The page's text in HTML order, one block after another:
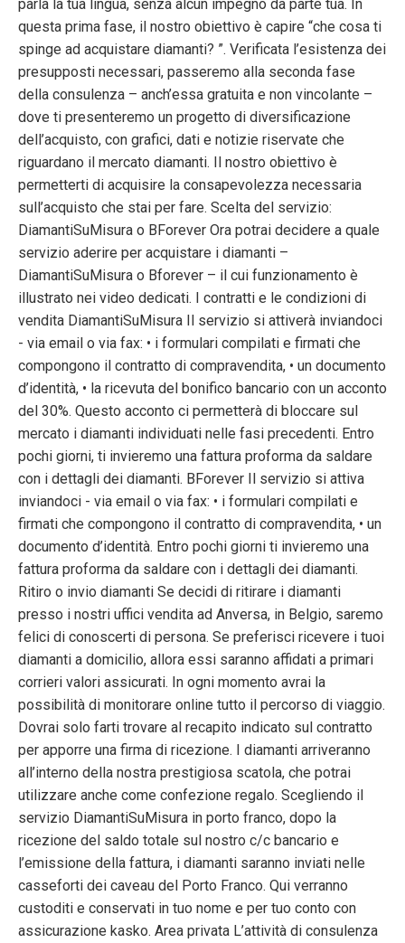
parla la tua lingua, senza alcun impegno da parte tua. In
questa prima fase, il nostro obiettivo è capire “che cosa ti
spinge ad acquistare diamanti? ”. Verificata l’esistenza dei
presupposti necessari, passeremo alla seconda fase
della consulenza – anch’essa gratuita e non vincolante –
dove ti presenteremo un progetto di diversificazione
dell’acquisto, con grafici, dati e notizie riservate che
riguardano il mercato diamanti. Il nostro obiettivo è
permetterti di acquisire la consapevolezza necessaria
sull’acquisto che stai per fare. Scelta del servizio:
DiamantiSuMisura o BForever Ora potrai decidere a quale
servizio aderire per acquistare i diamanti –
DiamantiSuMisura o Bforever – il cui funzionamento è
illustrato nei video dedicati. I contratti e le condizioni di
vendita DiamantiSuMisura Il servizio si attiverà inviandoci
- via email o via fax: • i formulari compilati e firmati che
compongono il contratto di compravendita, • un documento
d’identità, • la ricevuta del bonifico bancario con un acconto
del 30%. Questo acconto ci permetterà di bloccare sul
mercato i diamanti individuati nelle fasi precedenti. Entro
pochi giorni, ti invieremo una fattura proforma da saldare
con i dettagli dei diamanti. BForever Il servizio si attiva
inviandoci - via email o via fax: • i formulari compilati e
firmati che compongono il contratto di compravendita, • un
documento d’identità. Entro pochi giorni ti invieremo una
fattura proforma da saldare con i dettagli dei diamanti.
Ritiro o invio diamanti Se decidi di ritirare i diamanti
presso i nostri uffici vendita ad Anversa, in Belgio, saremo
felici di conoscerti di persona. Se preferisci ricevere i tuoi
diamanti a domicilio, allora essi saranno affidati a primari
corrieri valori assicurati. In ogni momento avrai la
possibilità di monitorare online tutto il percorso di viaggio.
Dovrai solo farti trovare al recapito indicato sul contratto
per apporre una firma di ricezione. I diamanti arriveranno
all’interno della nostra prestigiosa scatola, che potrai
utilizzare anche come confezione regalo. Scegliendo il
servizio DiamantiSuMisura in porto franco, dopo la
ricezione del saldo totale sul nostro c/c bancario e
l’emissione della fattura, i diamanti saranno inviati nelle
casseforti dei caveau del Porto Franco. Qui verranno
custoditi e conservati in tuo nome e per tuo conto con
assicurazione kasko. Area privata L’attività di consulenza